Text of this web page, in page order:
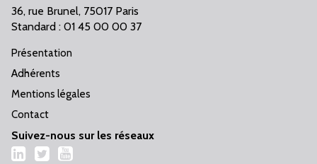
36, rue Brunel, 75017 Paris
Standard : 01 45 00 00 37
Présentation
Adhérents
Mentions légales
Contact
Suivez-nous sur les réseaux
LinkedIn
TwitterYouTube